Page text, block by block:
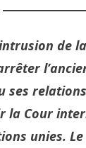
de
ses
la Cour
unies.